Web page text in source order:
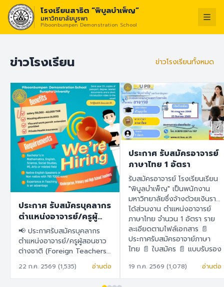
โรงเรียนสาธิต “พิบูลบำเพ็ญ”
มหาวิทยาลัยบูรพา
Piboonbumpen Demonstration School
ข่าวโรงเรียน ข่าวโรงเรียนทั้งหมด
ประกาศ รับสมัครบุคลากร
ตำแหน่งอาจารย์/ครูผู้
สอนชาวต่างชาติ
(Foreign Teachers)
📢 ประกาศรับสมัครบุคลากร
ตำแหน่งอาจารย์/ครูผู้สอนชาว
ต่างชาติ (Foreign Teachers)
โรงเรียนสาธิต "พิบูลบำเพ็ญ"
มหาวิทยาลัยบูรพา 🇹🇭 ภาษา
ไทย โรงเรียนสาธิต "พิบูล
22 ก.ค. 2569 (1,535) อ่านต่อ
ประกาศ รับสมัครอาจารย์
ภาษาไทย 1 อัตรา
รับสมัครอาจารย์ โรงเรียนเรียน
"พิบูลบำเพ็ญ" เป็นพนักงาน
มหาวิทยาลัยซึ่งจ้างด้วยเงินราย
ได้ส่วนงาน ตำแหน่งอาจารย์
ภาษาไทย จำนวน 1 อัตรา ราย
ละเอียดตามไฟล์เอกสาร 📄
ประกาศรับสมัครอาจาย์ภาษา
ไทย 📄 ใบสมัคร 📄 แบบรับรอง
19 ก.ค. 2569 (1,078) อ่านต่อ